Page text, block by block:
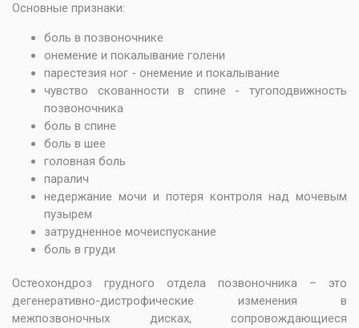
Основные признаки:
боль в позвоночнике
онемение и покалывание голени
парестезия ног - онемение и покалывание
чувство скованности в спине - тугоподвижность
позвоночника
боль в спине
боль в шее
головная боль
паралич
недержание мочи и потеря контроля над мочевым
пузырем
затрудненное мочеиспускание
боль в груди
Остеохондроз грудного отдела позвоночника – это
дегенеративно-дистрофические изменения в
межпозвоночных дисках, сопровождающиеся